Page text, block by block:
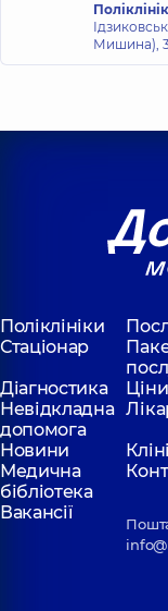
Мишина),
Поліклініки
Стаціонар
Діагностика
Ціни
Невідкладна
допомога
Новини
Медична
бібліотека
Вакансії